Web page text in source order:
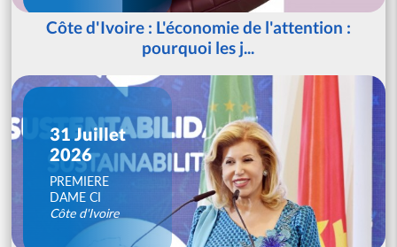
Côte d'Ivoire : L'économie de l'attention :
pourquoi les j...
31 Juillet
2026
PREMIERE
DAME CI
Côte d'Ivoire